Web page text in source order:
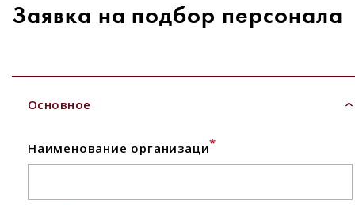
Заявка на подбор персонала
Основное
Наименование организаци*